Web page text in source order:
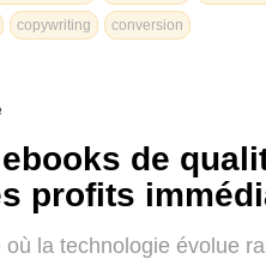
copywriting conversion
de
profits
où la technologie évolue